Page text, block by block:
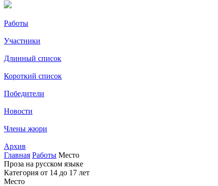
Работы
Участники
Длинный список
Короткий список
Победители
Новости
Члены жюри
Архив
Главная Работы Место
Проза на русском языке
Категория от 14 до 17 лет
Место